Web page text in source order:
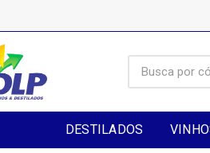
DESTILADOS